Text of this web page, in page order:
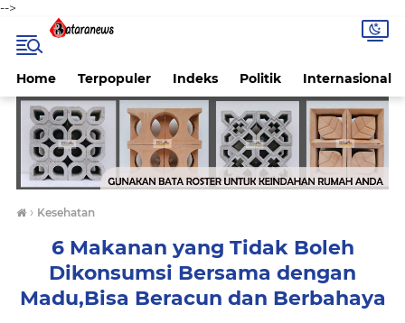
-->
Home Terpopuler Indeks Politik Internasional
› Kesehatan
6 Makanan yang Tidak Boleh
Dikonsumsi Bersama dengan
Madu,Bisa Beracun dan Berbahaya